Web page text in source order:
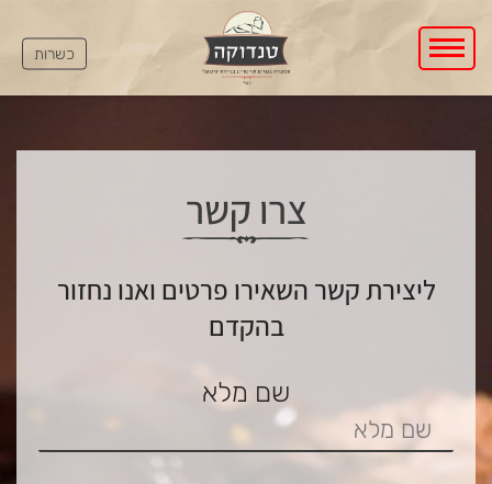
כשרות
צרו קשר
ליצירת קשר השאירו פרטים ואנו נחזור
בהקדם
שם מלא